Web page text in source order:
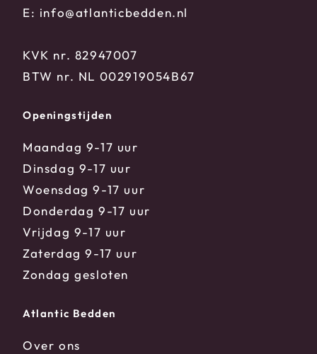
E: info@atlanticbedden.nl
KVK nr. 82947007
BTW nr. NL 002919054B67
Openingstijden
Maandag 9-17 uur
Dinsdag 9-17 uur
Woensdag 9-17 uur
Donderdag 9-17 uur
Vrijdag 9-17 uur
Zaterdag 9-17 uur
Zondag gesloten
Atlantic Bedden
Over ons